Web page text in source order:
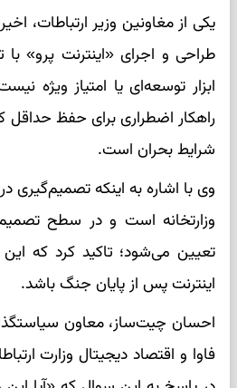
یکی از مغاونین وزیر ارتباطات،
طراحی و اجرای «اینترنت پرو» با
ابزار توسعه‌ای یا امتیاز ویژه
راهکار اضطراری برای حفظ حداقل
شرایط بحران است.
وی با اشاره به اینکه تصمیم‌گیری در
وزارتخانه است و در سطح
تعیین می‌شود؛ تاکید کرد که
اینترنت پس از پایان جنگ باشد.
احسان چیت‌ساز، معاون
فاوا و اقتصاد دیجیتال وزارت